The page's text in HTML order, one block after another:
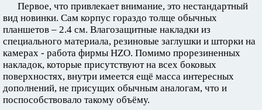
Первое, что привлекает внимание, это нестандартный
вид новинки. Сам корпус гораздо толще обычных
планшетов – 2.4 см. Влагозащитные накладки из
специального материала, резиновые заглушки и шторки на
камерах - работа фирмы HZO. Помимо прорезиненных
накладок, которые присутствуют на всех боковых
поверхностях, внутри имеется ещё масса интересных
дополнений, не присущих обычным аналогам, что и
поспособствовало такому объёму.